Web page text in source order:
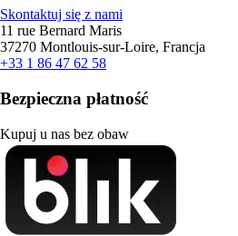
Skontaktuj się z nami
11 rue Bernard Maris
37270 Montlouis-sur-Loire, Francja
+33 1 86 47 62 58
Bezpieczna płatność
Kupuj u nas bez obaw